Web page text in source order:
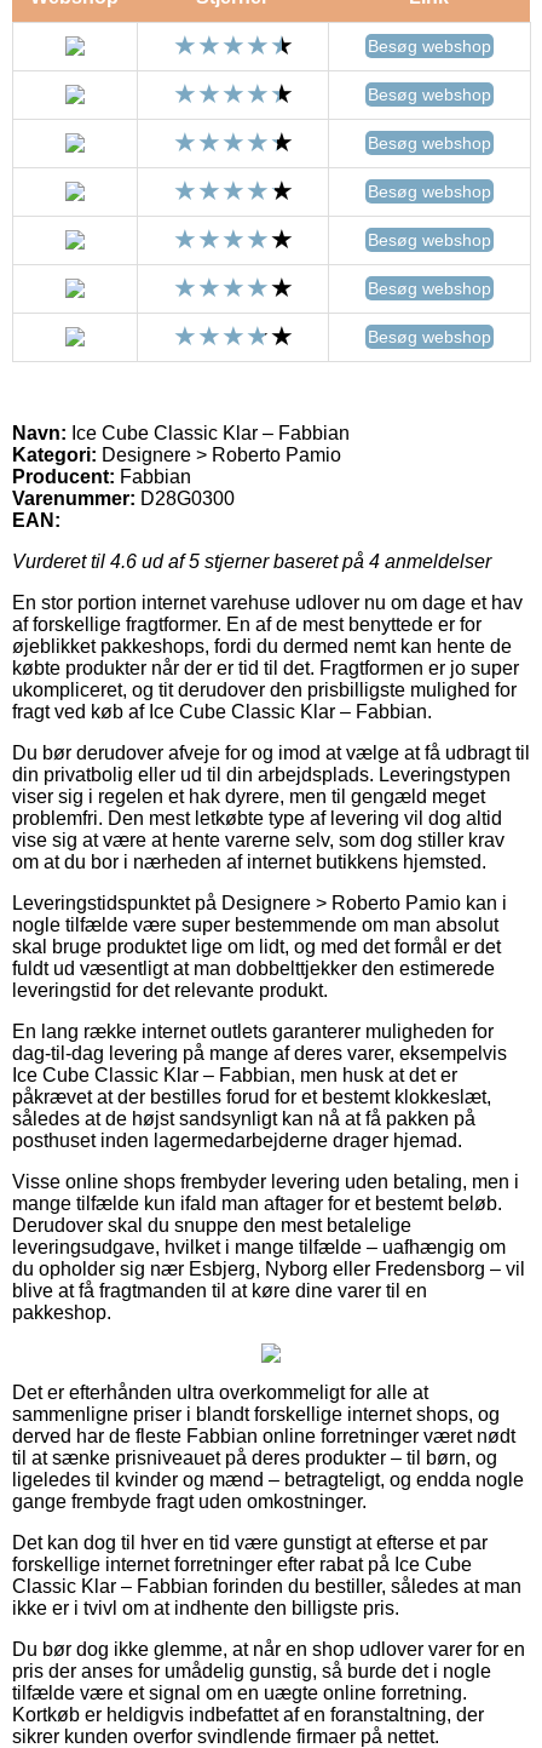
Besøg webshop
Besøg webshop
Besøg webshop
Besøg webshop
Besøg webshop
Besøg webshop
Besøg webshop
Navn: Ice Cube Classic Klar – Fabbian
Kategori: Designere > Roberto Pamio
Producent: Fabbian
Varenummer: D28G0300
EAN:
Vurderet til 4.6 ud af 5 stjerner baseret på 4 anmeldelser
En stor portion internet varehuse udlover nu om dage et hav
af forskellige fragtformer. En af de mest benyttede er for
øjeblikket pakkeshops, fordi du dermed nemt kan hente de
købte produkter når der er tid til det. Fragtformen er jo super
ukompliceret, og tit derudover den prisbilligste mulighed for
fragt ved køb af Ice Cube Classic Klar – Fabbian.
Du bør derudover afveje for og imod at vælge at få udbragt til
din privatbolig eller ud til din arbejdsplads. Leveringstypen
viser sig i regelen et hak dyrere, men til gengæld meget
problemfri. Den mest letkøbte type af levering vil dog altid
vise sig at være at hente varerne selv, som dog stiller krav
om at du bor i nærheden af internet butikkens hjemsted.
Leveringstidspunktet på Designere > Roberto Pamio kan i
nogle tilfælde være super bestemmende om man absolut
skal bruge produktet lige om lidt, og med det formål er det
fuldt ud væsentligt at man dobbelttjekker den estimerede
leveringstid for det relevante produkt.
En lang række internet outlets garanterer muligheden for
dag-til-dag levering på mange af deres varer, eksempelvis
Ice Cube Classic Klar – Fabbian, men husk at det er
påkrævet at der bestilles forud for et bestemt klokkeslæt,
således at de højst sandsynligt kan nå at få pakken på
posthuset inden lagermedarbejderne drager hjemad.
Visse online shops frembyder levering uden betaling, men i
mange tilfælde kun ifald man aftager for et bestemt beløb.
Derudover skal du snuppe den mest betalelige
leveringsudgave, hvilket i mange tilfælde – uafhængig om
du opholder sig nær Esbjerg, Nyborg eller Fredensborg – vil
blive at få fragtmanden til at køre dine varer til en
pakkeshop.
Det er efterhånden ultra overkommeligt for alle at
sammenligne priser i blandt forskellige internet shops, og
derved har de fleste Fabbian online forretninger været nødt
til at sænke prisniveauet på deres produkter – til børn, og
ligeledes til kvinder og mænd – betragteligt, og endda nogle
gange frembyde fragt uden omkostninger.
Det kan dog til hver en tid være gunstigt at efterse et par
forskellige internet forretninger efter rabat på Ice Cube
Classic Klar – Fabbian forinden du bestiller, således at man
ikke er i tvivl om at indhente den billigste pris.
Du bør dog ikke glemme, at når en shop udlover varer for en
pris der anses for umådelig gunstig, så burde det i nogle
tilfælde være et signal om en uægte online forretning.
Kortkøb er heldigvis indbefattet af en foranstaltning, der
sikrer kunden overfor svindlende firmaer på nettet.